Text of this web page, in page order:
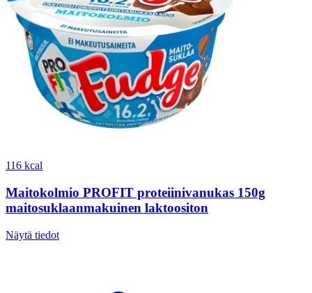
116 kcal
Maitokolmio PROFIT proteiinivanukas 150g
maitosuklaanmakuinen laktoositon
Näytä tiedot